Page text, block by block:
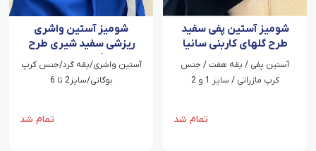
شومیز آستین پفی سفید
طرح گلهای کاربنی سانیا
آستین پفی / یقه هفت / جنس
کرپ مازراتی / سایز 1 و 2
تمام شد
شومیز آستین واشری
ریزشی سفید شیری طرح
شکوفه باران کاربنی
آستین واشری/یقه گرد/جنس کرپ
بوگاتی/سایز2 تا 6
تمام شد